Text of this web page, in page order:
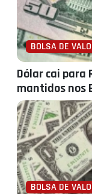
BOLSA DE
Dólar cai para
mantidos nos
BOLSA DE